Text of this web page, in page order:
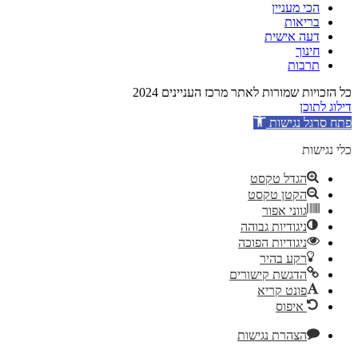
הכי מעניין
בריאות
דעה אישית
חינוך
תרבות
כל הזכויות שמורות לאתר מרכז העניינים 2024
דילוג לתוכן
פתח סרגל נגישות
כלי נגישות
הגדל טקסט
הקטן טקסט
גווני אפור
ניגודיות גבוהה
ניגודיות הפוכה
רקע בהיר
הדגשת קישורים
פונט קריא
איפוס
הצהרת נגישות